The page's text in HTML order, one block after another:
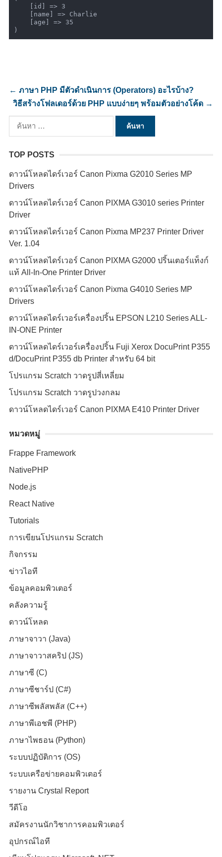
)
← ภาษา PHP มีตัวดำเนินการ (Operators) อะไรบ้าง?
วิธีสร้างโฟลเดอร์ด้วย PHP แบบง่ายๆ พร้อมตัวอย่างโค้ด →
ค้นหา
สำหรับ:
TOP POSTS
ดาวน์โหลดไดร์เวอร์ Canon Pixma G2010 Series MP
Drivers
ดาวน์โหลดไดร์เวอร์ Canon PIXMA G3010 series Printer
Driver
ดาวน์โหลดไดร์เวอร์ Canon Pixma MP237 Printer Driver
Ver. 1.04
ดาวน์โหลดไดร์เวอร์ Canon PIXMA G2000 ปริ้นเตอร์แท็งก์
แท้ All-In-One Printer Driver
ดาวน์โหลดไดร์เวอร์ Canon Pixma G4010 Series MP
Drivers
ดาวน์โหลดไดร์เวอร์เครื่องปริ้น EPSON L210 Series ALL-
IN-ONE Printer
ดาวน์โหลดไดร์เวอร์เครื่องปริ้น Fuji Xerox DocuPrint P355
d/DocuPrint P355 db Printer สำหรับ 64 bit
โปรแกรม Scratch วาดรูปสี่เหลี่ยม
โปรแกรม Scratch วาดรูปวงกลม
ดาวน์โหลดไดร์เวอร์ Canon PIXMA E410 Printer Driver
หมวดหมู่
Frappe Framework
NativePHP
Node.js
React Native
Tutorials
การเขียนโปรแกรม Scratch
กิจกรรม
ข่าวไอที
ข้อมูลคอมพิวเตอร์
คลังความรู้
ดาวน์โหลด
ภาษาจาวา (Java)
ภาษาจาวาสคริป (JS)
ภาษาซี (C)
ภาษาซีชาร์ป (C#)
ภาษาซีพลัสพลัส (C++)
ภาษาพีเอชพี (PHP)
ภาษาไพธอน (Python)
ระบบปฏิบัติการ (OS)
ระบบเครือข่ายคอมพิวเตอร์
รายงาน Crystal Report
วีดีโอ
สมัครงานนักวิชาการคอมพิวเตอร์
อุปกรณ์ไอที